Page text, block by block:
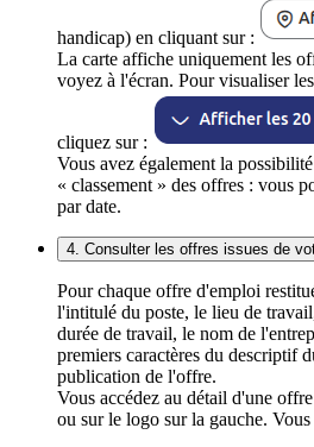
handicap) en cliquant sur :
La carte affiche uniquement les
voyez à l'écran. Pour visualiser
cliquez sur :
Vous avez également la
« classement » des offres : vous
par date.
4. Consulter les offres issues de
Pour chaque offre d'emploi
l'intitulé du poste, le lieu de
durée de travail, le nom de
premiers caractères du descriptif
publication de l'offre.
Vous accédez au détail d'une
ou sur le logo sur la gauche.